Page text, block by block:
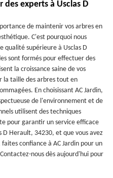
experts à Usclas D
de maintenir vos arbres en
C'est pourquoi nous
qualité supérieure à Usclas D
sont formés pour effectuer des
la croissance saine de vos
taille des arbres tout en
En choisissant AC Jardin,
de l'environnement et de
utilisent des techniques
pour garantir un service efficace
D Herault, 34230, et que vous avez
confiance à AC Jardin pour un
nous dès aujourd'hui pour